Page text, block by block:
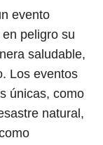
evento
peligro su
saludable,
Los eventos
únicas, como
natural,